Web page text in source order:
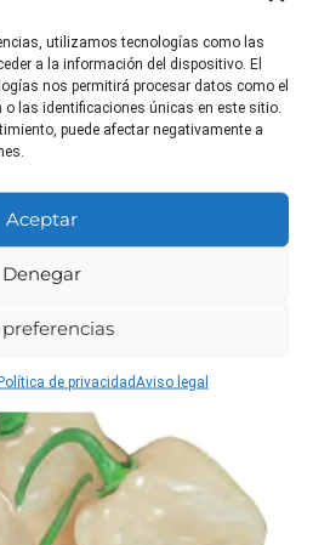
utilizamos tecnologías como las
a la información del dispositivo. El
nos permitirá procesar datos como el
las identificaciones únicas en este sitio.
puede afectar negativamente a
Aceptar
Denegar
preferencias
de privacidadAviso legal
frutos picantes. Originaria de la
por su intenso color naranja y
planta puede crecer hasta 1